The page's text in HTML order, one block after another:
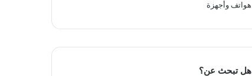
هواتف وأجهزة
هل تبحث عن؟